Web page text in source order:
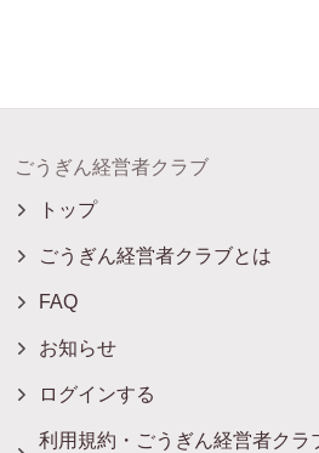
ごうぎん経営者クラブ
トップ
ごうぎん経営者クラブとは
FAQ
お知らせ
ログインする
利用規約・ごうぎん経営者クラ